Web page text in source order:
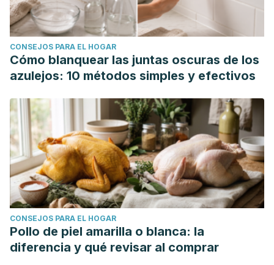
CONSEJOS PARA EL HOGAR
Cómo blanquear las juntas oscuras de los
azulejos: 10 métodos simples y efectivos
CONSEJOS PARA EL HOGAR
Pollo de piel amarilla o blanca: la
diferencia y qué revisar al comprar